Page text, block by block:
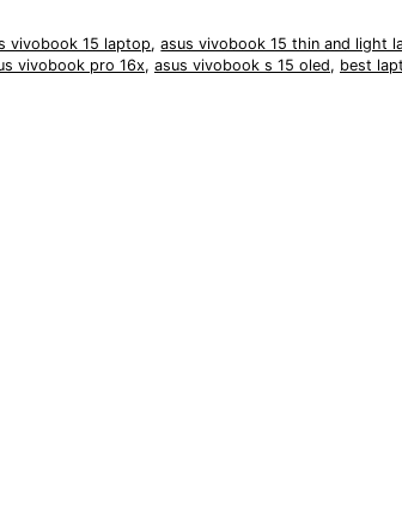
vivobook 15 laptop,asus vivobook 15 thin and light
vivobook pro 16x, asus vivobook s 15 oled, best